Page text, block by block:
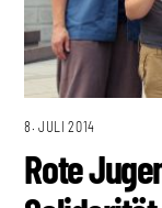
8. JULI 2014
Rote